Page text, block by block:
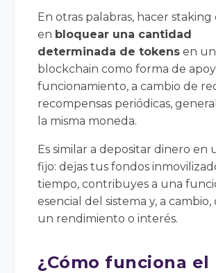
En otras palabras, hacer staking
en bloquear una cantidad
determinada de tokens en
blockchain como forma de
funcionamiento, a cambio de
recompensas periódicas,
la misma moneda.
Es similar a depositar dinero en
fijo: dejas tus fondos
tiempo, contribuyes a una
esencial del sistema y, a
un rendimiento o interés.
¿Cómo funciona el